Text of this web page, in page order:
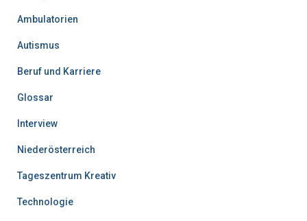
Ambulatorien
Autismus
Beruf und Karriere
Glossar
Interview
Niederösterreich
Tageszentrum Kreativ
Technologie